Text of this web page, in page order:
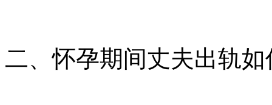
二、怀孕期间丈夫出轨